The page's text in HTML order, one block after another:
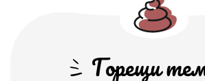
Горещи